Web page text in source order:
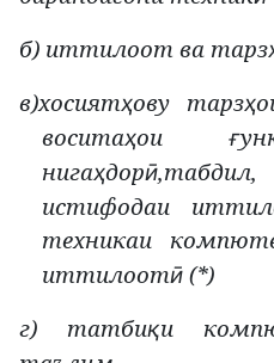
б) иттилоот ва тарз
в)хосиятҳову тарзҳ
воситаҳоиғ
нигаҳдорӣ
истифодаи
техникаи
иттилоотӣ(*)
г) татбиқи